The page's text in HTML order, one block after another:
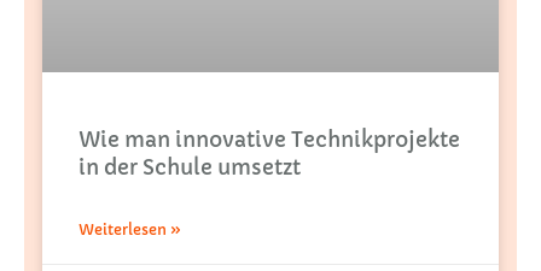
Wie man innovative Technikprojekte
in der Schule umsetzt
Weiterlesen »